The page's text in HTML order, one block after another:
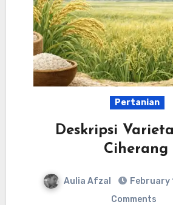
Pertanian
Deskripsi
Ciherang
Aulia Afzal February
Comments